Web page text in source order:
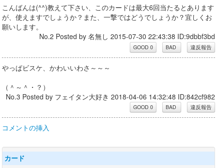
こんばんは(^^)教えて下さい、このカードは最大6回当たるとあります
が、使えますでしょうか？また、一撃ではどうでしょうか？宜しくお
願いします。
No.2 Posted by 名無し 2015-07-30 22:43:38 ID:9dbbf3bd
やっぱビスケ、かわいいわさ～～～
（＾～＾・？）
No.3 Posted by フェイタン大好き 2018-04-06 14:32:48 ID:842cf982
コメントの挿入
カード